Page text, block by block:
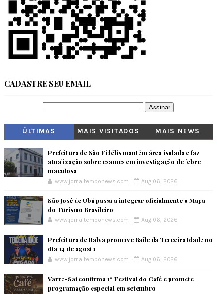
CADASTRE SEU EMAIL
ÚLTIMAS MAIS VISITADOS MAIS NEWS
Prefeitura de São Fidélis mantém área isolada e faz
atualização sobre exames em investigação de febre
maculosa
www.jornaltemponews.com Aug 06, 2026
São José de Ubá passa a integrar oficialmente o Mapa
do Turismo Brasileiro
www.jornaltemponews.com Aug 06, 2026
Prefeitura de Italva promove Baile da Terceira Idade no
dia 14 de agosto
www.jornaltemponews.com Aug 06, 2026
Varre-Sai confirma 1º Festival do Café e promete
programação especial em setembro